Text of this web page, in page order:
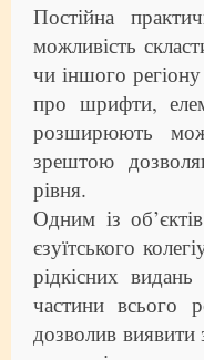
Постійна
можливість
чи іншого
про шрифти,
розширюють
зрештою
рівня.
Одним із
єзуїтського
рідкісних
частини всього
дозволив